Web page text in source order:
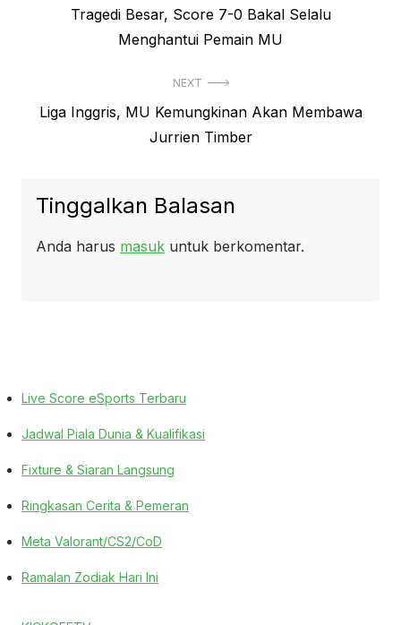
PreviousTragedi Besar, Score 7-0 Bakal Selalu
Menghantui Pemain MU
NEXT
Next
Liga Inggris, MU Kemungkinan Akan Membawa
Jurrien Timber
Tinggalkan Balasan
Anda harus masuk untuk berkomentar.
Live Score eSports Terbaru
Jadwal Piala Dunia & Kualifikasi
Fixture & Siaran Langsung
Ringkasan Cerita & Pemeran
Meta Valorant/CS2/CoD
Ramalan Zodiak Hari Ini